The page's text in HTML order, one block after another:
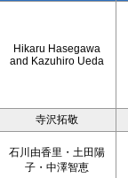
Hikaru Hasegawa
and Kazuhiro Ueda
寺沢拓敬
石川由香里・土田陽
子・中澤智恵